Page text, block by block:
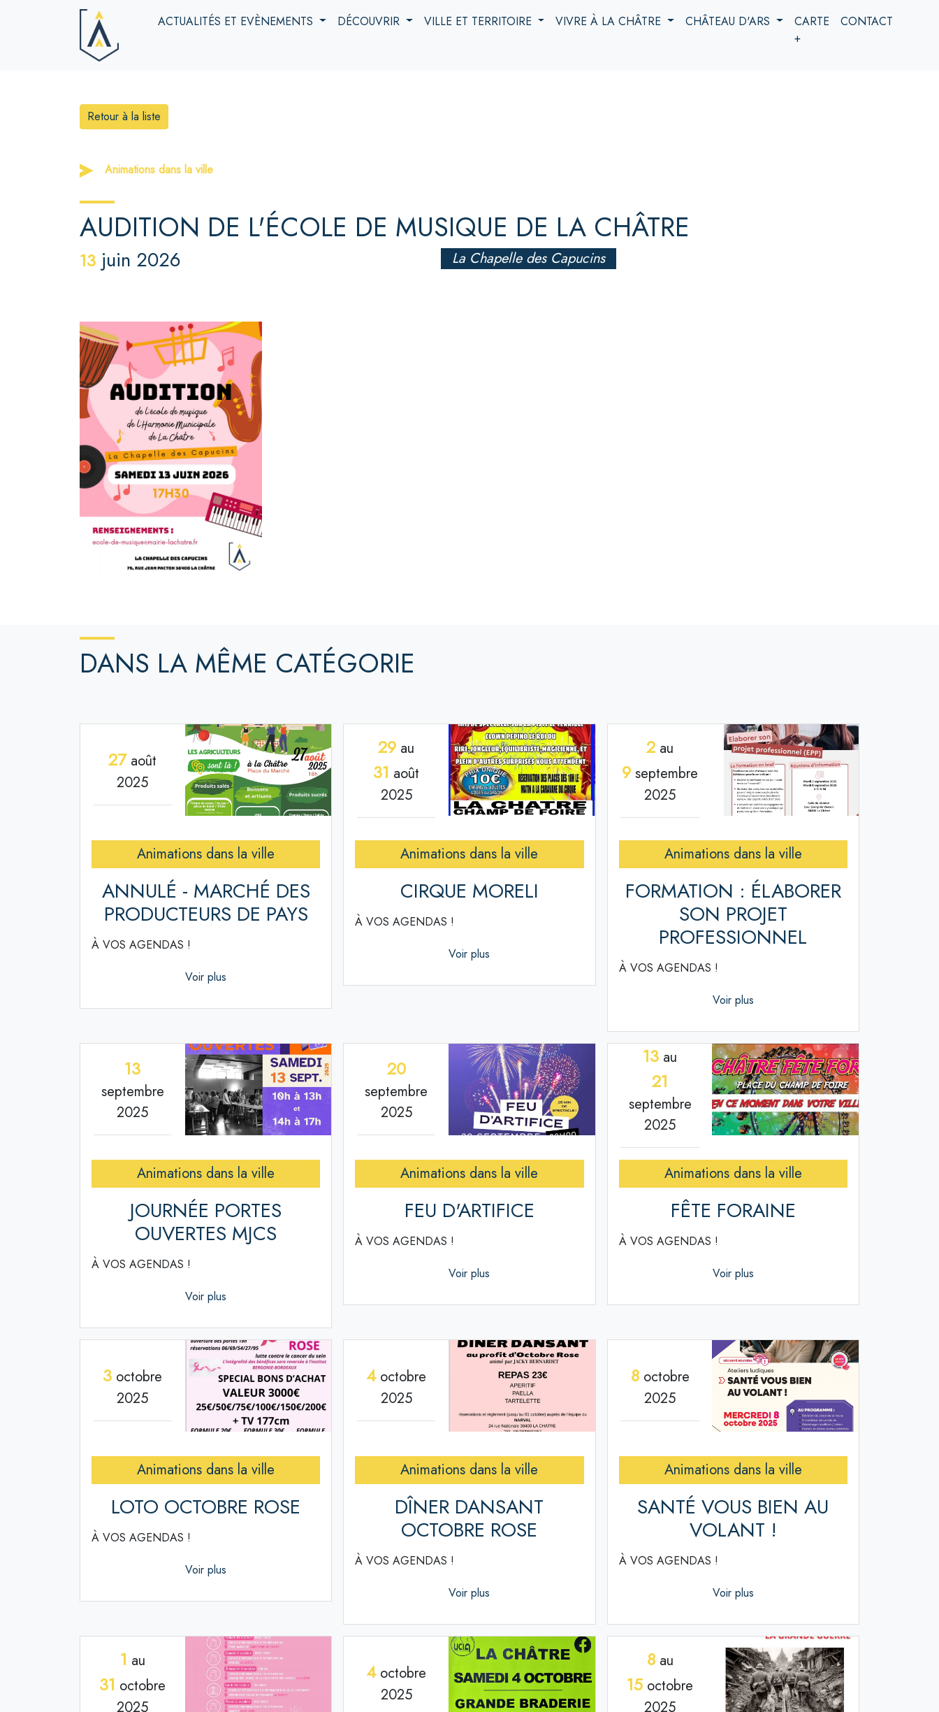
ACTUALITÉS ET EVÈNEMENTS DÉCOUVRIR VILLE ET TERRITOIRE VIVRE À LA CHÂTRE CHÂTEAU D'ARS
CARTE
+
CONTACT
Retour à la liste
Animations dans la ville
AUDITION DE L'ÉCOLE DE MUSIQUE DE LA CHÂTRE
13 juin 2026 La Chapelle des Capucins
DANS LA MÊME CATÉGORIE
27août
2025
Animations dans la ville
ANNULÉ - MARCHÉ DES
PRODUCTEURS DE PAYS
À VOS AGENDAS !
Voir plus
29 au
31 août
2025
Animations dans la ville
CIRQUE MORELI
À VOS AGENDAS !
Voir plus
2 au
9 septembre
2025
Animations dans la ville
FORMATION : ÉLABORER
SON PROJET
PROFESSIONNEL
À VOS AGENDAS !
Voir plus
13
septembre
2025
Animations dans la ville
JOURNÉE PORTES
OUVERTES MJCS
À VOS AGENDAS !
Voir plus
20
septembre
2025
Animations dans la ville
FEU D'ARTIFICE
À VOS AGENDAS !
Voir plus
13 au
21
septembre
2025
Animations dans la ville
FÊTE FORAINE
À VOS AGENDAS !
Voir plus
3 octobre
2025
Animations dans la ville
LOTO OCTOBRE ROSE
À VOS AGENDAS !
Voir plus
4octobre
2025
Animations dans la ville
DÎNER DANSANT
OCTOBRE ROSE
À VOS AGENDAS !
Voir plus
8octobre
2025
Animations dans la ville
SANTÉ VOUS BIEN AU
VOLANT !
À VOS AGENDAS !
Voir plus
1 au
31 octobre
2025
4octobre
2025
8au
15 octobre
2025